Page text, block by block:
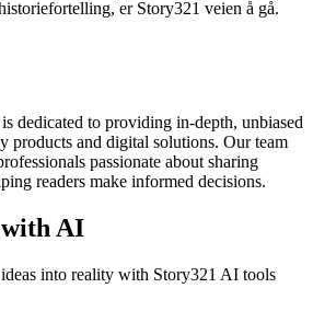
er Story321 veien å gå.
dedicated to providing in-depth, unbiased
products and digital solutions. Our team
passionate about sharing
readers make informed decisions.
AI
into reality with Story321 AI tools